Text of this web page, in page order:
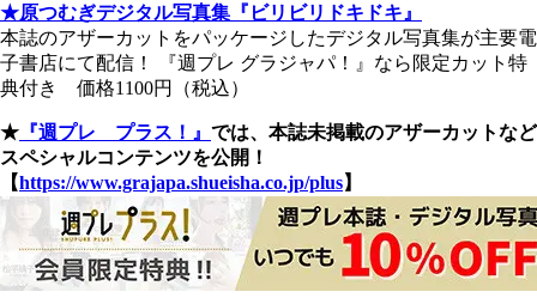
★原つむぎデジタル写真集『ビリビリドキドキ』
本誌のアザーカットをパッケージしたデジタル写真集が主要電
子書店にて配信！ 『週プレ グラジャパ！』なら限定カット特
典付き 価格1100円（税込）
★ 『週プレ プラス！』 では、本誌未掲載のアザーカットなど
スペシャルコンテンツを公開！
【https://www.grajapa.shueisha.co.jp/plus】